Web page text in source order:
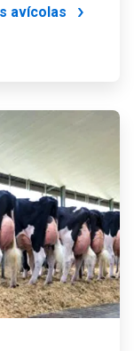
avícolas